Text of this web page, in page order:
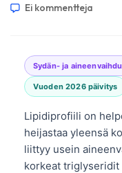
Ei kommentteja
Sydän- ja
Vuoden 2026 päivitys
Lipidiprofiili on
heijastaa yleensä
liittyy usein
korkeat triglyseridit